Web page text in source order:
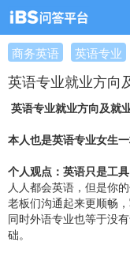
商务英语 英语专业
英语专业就业方向
英语专业就业方向及就
本人也是英语专业女生
个人观点：英语只是工具
人人都会英语，但是你
老板们沟通起来更顺畅
同时外语专业也等于没
础。